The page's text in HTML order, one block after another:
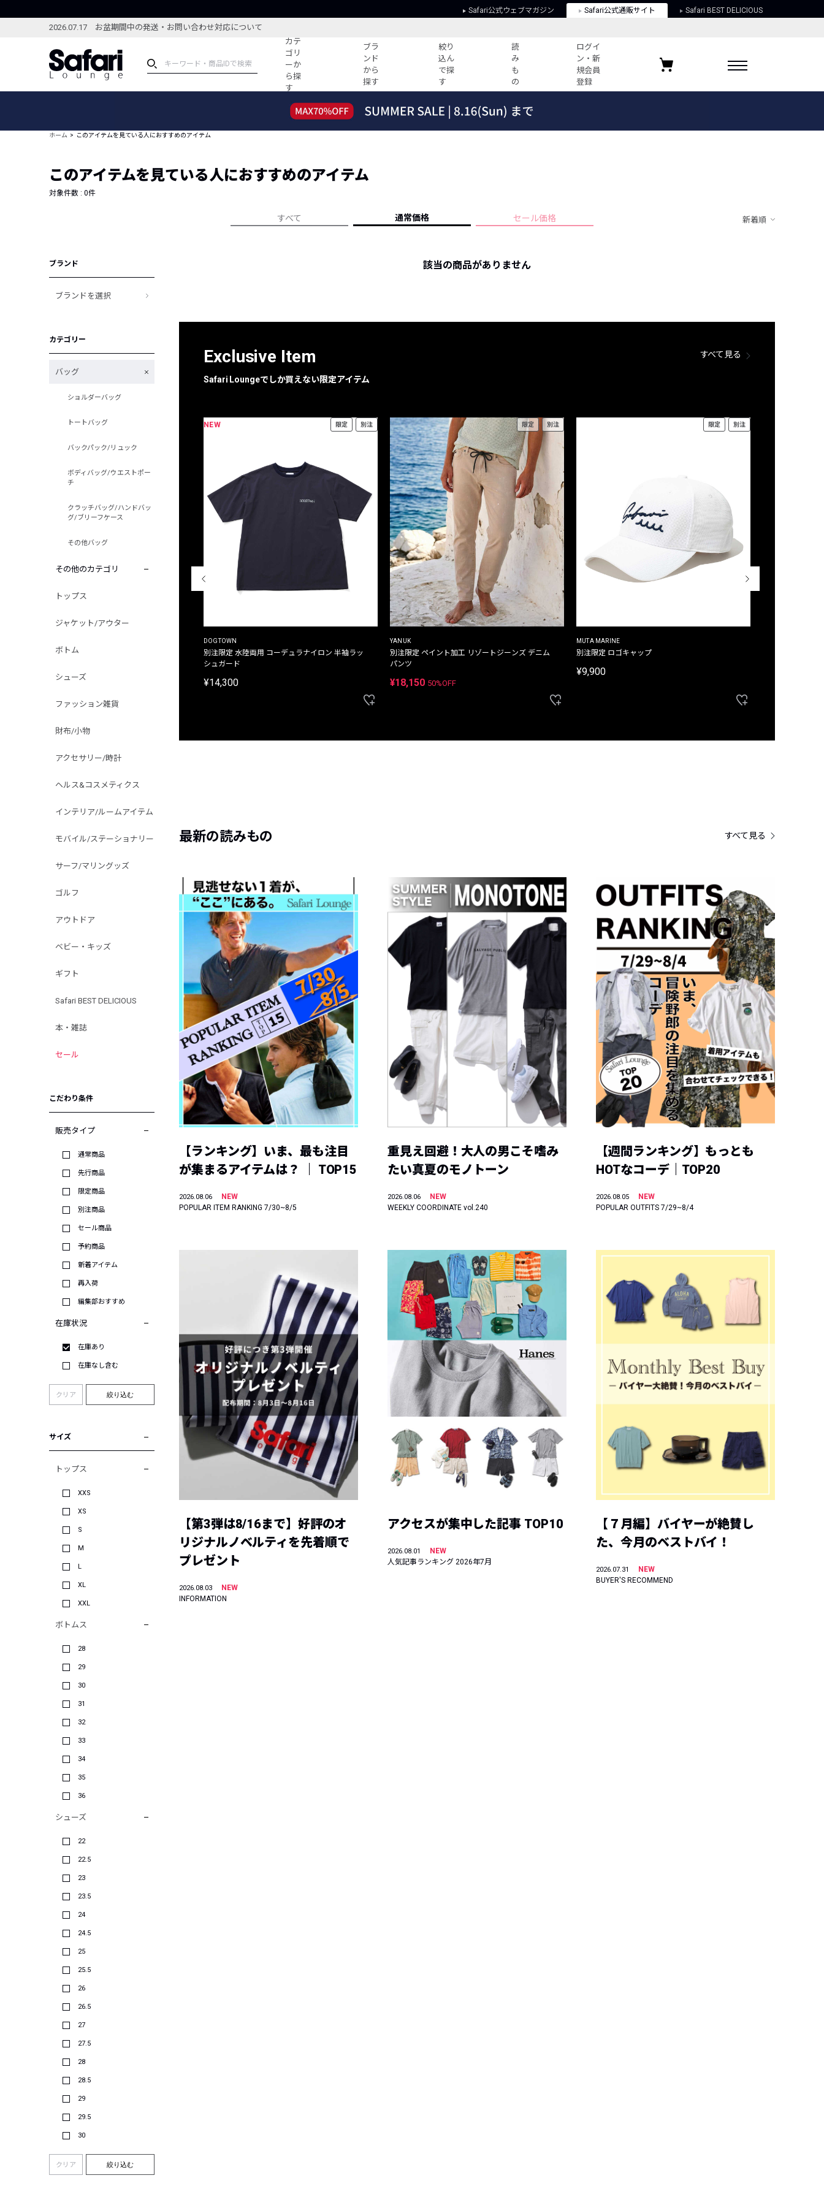
Safari公式ウェブマガジン Safari公式通販サイト Safari BEST DELICIOUS
2026.07.17 お盆期間中の発送・お問い合わせ対応について
カテ
ゴリ
ーか
ら探
す
ブラ
ンド
から
探す
絞り
込ん
で探
す
読
み
も
の
ログイ
ン・新
規会員
登録
ブランドから探す
新着アイテム
編集部のおすすめアイテム
特集記事
コーディネート
すべての記事
ーデ紹介
人気記事ランキング
フォーカスブランド
プライバシーポリシー
お気に入りブランド
ホーム このアイテムを見ている人におすすめのアイテム
このアイテムを見ている人におすすめのアイテム
対象件数 : 0件
すべて 通常価格 セール価格 新着順
ブランド
ブランドを選択
カテゴリー
バッグ
ショルダーバッグ
トートバッグ
バックパック/リュック
ボディバッグ/ウエストポー
チ
クラッチバッグ/ハンドバッ
グ/ブリーフケース
その他バッグ
その他のカテゴリ
トップス
ジャケット/アウター
ボトム
シューズ
ファッション雑貨
財布/小物
アクセサリー/時計
ヘルス&コスメティクス
インテリア/ルームアイテム
モバイル/ステーショナリー
サーフ/マリングッズ
ゴルフ
アウトドア
ベビー・キッズ
ギフト
Safari BEST DELICIOUS
本・雑誌
セール
こだわり条件
販売タイプ
通常商品
先行商品
限定商品
別注商品
セール商品
予約商品
新着アイテム
再入荷
編集部おすすめ
在庫状況
在庫あり
在庫なし含む
クリア 絞り込む
サイズ
トップス
XXS
XS
S
M
L
XL
XXL
ボトムス
28
29
30
31
32
33
34
35
36
シューズ
22
22.5
23
23.5
24
24.5
25
25.5
26
26.5
27
27.5
28
28.5
29
29.5
30
クリア 絞り込む
該当の商品がありません
Exclusive Item
Safari Loungeでしか買えない限定アイテム
すべて見る
別注限定 ピグメントダイ バックプリント サーフ
NEW 限定 別注
DOGTOWN
別注限定 水陸両用 コーデュラナイロン 半袖ラッ
シュガード
¥14,300
限定 別注
YANUK
別注限定 ペイント加工 リゾートジーンズ デニム
パンツ
¥18,150 50%OFF
限定 別注
MUTA MARINE
別注限定 ロゴキャップ
¥9,900
最新の読みもの すべて見る
【ランキング】いま、最も注目
が集まるアイテムは？ ｜ TOP15
2026.08.06
NEW
POPULAR ITEM RANKING 7/30~8/5
重見え回避！大人の男こそ嗜み
たい真夏のモノトーン
2026.08.06
NEW
WEEKLY COORDINATE vol.240
【週間ランキング】もっとも
HOTなコーデ｜TOP20
2026.08.05
NEW
POPULAR OUTFITS 7/29~8/4
【第3弾は8/16まで】好評のオ
リジナルノベルティを先着順で
プレゼント
2026.08.03
NEW
INFORMATION
アクセスが集中した記事 TOP10
2026.08.01
NEW
人気記事ランキング 2026年7月
【７月編】バイヤーが絶賛し
た、今月のベストバイ！
2026.07.31
NEW
BUYER'S RECOMMEND